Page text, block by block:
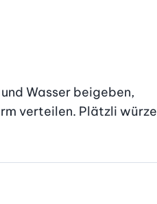
Wasser beigeben,
verteilen. Plätzli